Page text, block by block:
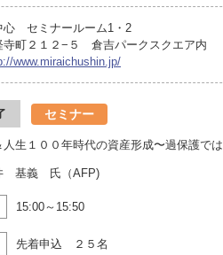
心 セミナールーム1・2
寺町２１２−５ 倉吉パークスクエア内
www.miraichushin.jp/
セミナー
人生１００年時代の資産形成〜過保護で
基義 氏（AFP)
15:00～15:50
先着申込 ２５名